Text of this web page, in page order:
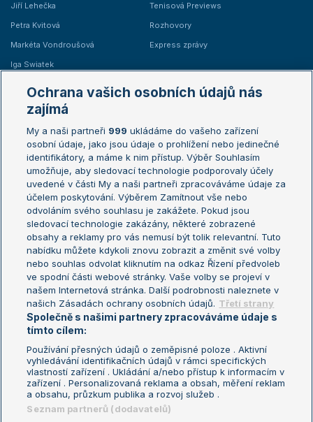
Jiří Lehečka
Petra Kvitová
Markéta Vondroušová
Iga Swiatek
Tenisová Previews
Rozhovory
Express zprávy
Žebříčky
Žebříček ATP (muži)
Žebříček WTA (ženy)
Sázkařský žebříček
Australian Open
French Open
Wimbledon
US Open
Turnaj mistrů
Turnaj mistryň
Aktualní trendy
Fotbalové přestupy
Livesport Daily
LS Prague Open
Podmínky užití
Nastavení soukromí
GDPR a žurnalistika
Reklama
Kontakt
Informace o zpracování osobních
údajů
Ochrana vašich osobních údajů nás
zajímá
My a naši partneři 999 ukládáme do vašeho zařízení
osobní údaje, jako jsou údaje o prohlížení nebo jedinečné
identifikátory, a máme k nim přístup. Výběr Souhlasím
umožňuje, aby sledovací technologie podporovaly účely
uvedené v části My a naši partneři zpracováváme údaje za
účelem poskytování. Výběrem Zamítnout vše nebo
odvoláním svého souhlasu je zakážete. Pokud jsou
sledovací technologie zakázány, některé zobrazené
obsahy a reklamy pro vás nemusí být tolik relevantní. Tuto
nabídku můžete kdykoli znovu zobrazit a změnit své volby
nebo souhlas odvolat kliknutím na odkaz Řízení předvoleb
ve spodní části webové stránky. Vaše volby se projeví v
našem Internetová stránka. Další podrobnosti naleznete v
našich Zásadách ochrany osobních údajů. Třetí strany
Společně s našimi partnery zpracováváme údaje s
tímto cílem:
Používání přesných údajů o zeměpisné poloze . Aktivní
vyhledávání identifikačních údajů v rámci specifických
vlastností zařízení . Ukládání a/nebo přístup k informacím v
zařízení . Personalizovaná reklama a obsah, měření reklam
a obsahu, průzkum publika a rozvoj služeb .
Seznam partnerů (dodavatelů)